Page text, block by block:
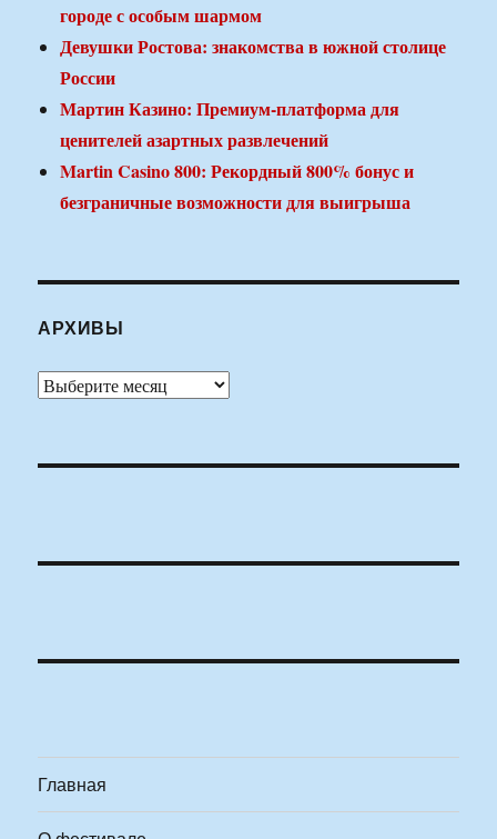
городе с особым шармом
Девушки Ростова: знакомства в южной столице
России
Мартин Казино: Премиум-платформа для
ценителей азартных развлечений
Martin Casino 800: Рекордный 800% бонус и
безграничные возможности для выигрыша
АРХИВЫ
Архивы
Главная